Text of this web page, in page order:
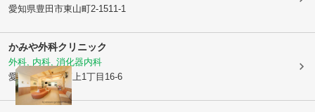
愛知県豊田市東山町2-1511-1
かみや外科クリニック
外科, 内科, 消化器内科
愛知県豊田市高上1丁目16-6